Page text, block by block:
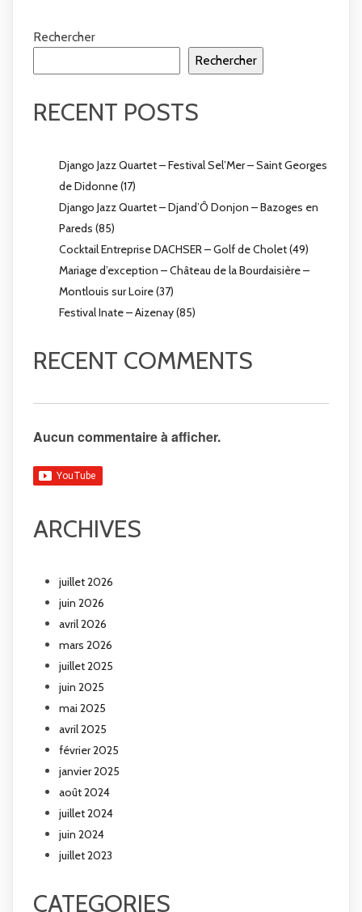
Rechercher
Rechercher
RECENT POSTS
Django Jazz Quartet – Festival Sel’Mer – Saint Georges
de Didonne (17)
Django Jazz Quartet – Djand’Ô Donjon – Bazoges en
Pareds (85)
Cocktail Entreprise DACHSER – Golf de Cholet (49)
Mariage d’exception – Château de la Bourdaisière –
Montlouis sur Loire (37)
Festival Inate – Aizenay (85)
RECENT COMMENTS
Aucun commentaire à afficher.
ARCHIVES
juillet 2026
juin 2026
avril 2026
mars 2026
juillet 2025
juin 2025
mai 2025
avril 2025
février 2025
janvier 2025
août 2024
juillet 2024
juin 2024
juillet 2023
CATEGORIES